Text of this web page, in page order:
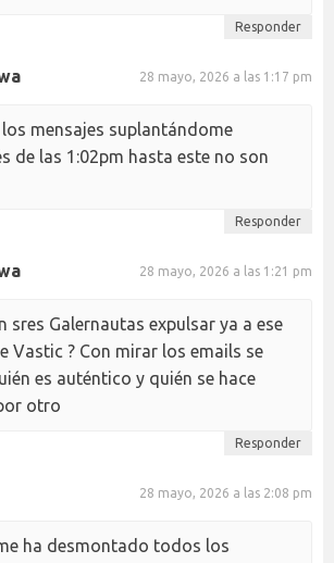
Responder
28 mayo, 2026 a las 1:17 pm
mensajes suplantándome
de las 1:02pm hasta este no son
Responder
28 mayo, 2026 a las 1:21 pm
sres Galernautas expulsar ya a ese
Vastic ? Con mirar los emails se
es auténtico y quién se hace
otro
Responder
28 mayo, 2026 a las 2:08 pm
ha desmontado todos los